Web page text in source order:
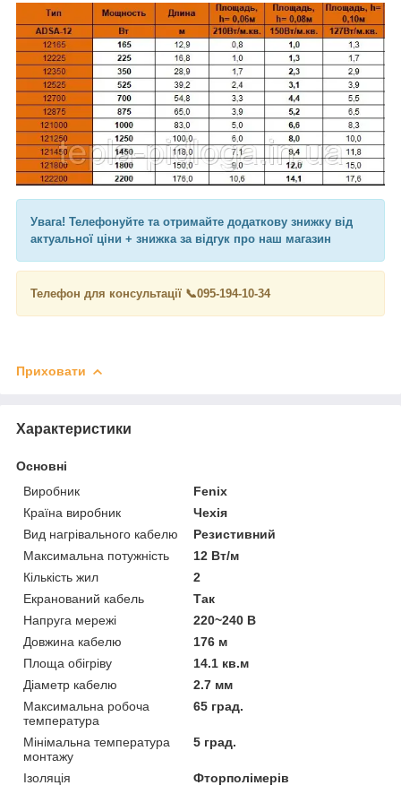
Увага! Телефонуйте та отримайте додаткову знижку від
актуальної ціни + знижка за відгук про наш магазин
Телефон для консультації 📞095-194-10-34
Приховати
Характеристики
Основні
Виробник
Fenix
Країна виробник
Чехія
Вид нагрівального кабелю
Резистивний
Максимальна потужність
12 Вт/м
Кількість жил
2
Екранований кабель
Так
Напруга мережі
220~240 В
Довжина кабелю
176 м
Площа обігріву
14.1 кв.м
Діаметр кабелю
2.7 мм
Максимальна робоча
температура
65 град.
Мінімальна температура
монтажу
5 град.
Ізоляція Фторполімерів